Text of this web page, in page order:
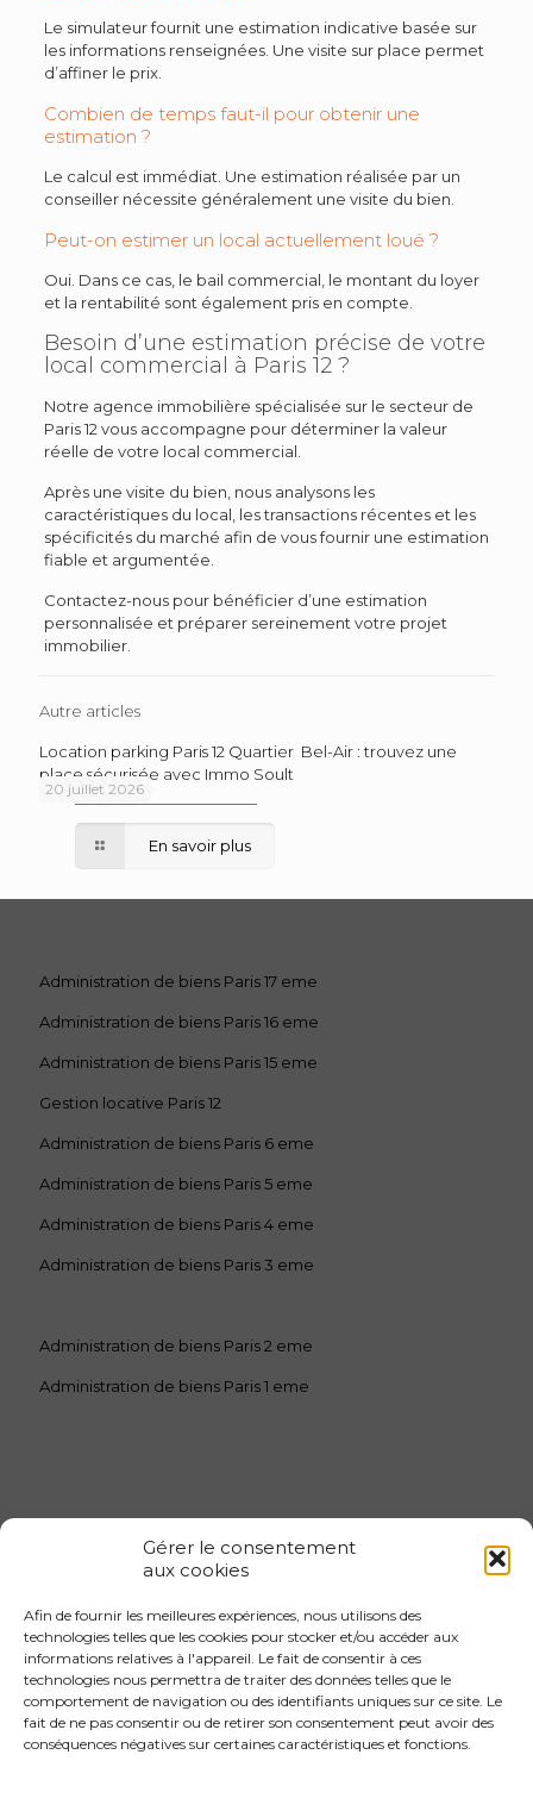
Gérer le consentement
aux cookies
Afin de fournir les meilleures expériences, nous utilisons des
technologies telles que les cookies pour stocker et/ou accéder aux
informations relatives à l'appareil. Le fait de consentir à ces
technologies nous permettra de traiter des données telles que le
comportement de navigation ou des identifiants uniques sur ce site. Le
fait de ne pas consentir ou de retirer son consentement peut avoir des
conséquences négatives sur certaines caractéristiques et fonctions.
Le simulateur fournit une estimation indicative basée sur
les informations renseignées. Une visite sur place permet
d’affiner le prix.
Combien de temps faut-il pour obtenir une
estimation ?
Le calcul est immédiat. Une estimation réalisée par un
conseiller nécessite généralement une visite du bien.
Peut-on estimer un local actuellement loué ?
Oui. Dans ce cas, le bail commercial, le montant du loyer
et la rentabilité sont également pris en compte.
Besoin d’une estimation précise de votre
local commercial à Paris 12 ?
Notre agence immobilière spécialisée sur le secteur de
Paris 12 vous accompagne pour déterminer la valeur
réelle de votre local commercial.
Après une visite du bien, nous analysons les
caractéristiques du local, les transactions récentes et les
spécificités du marché afin de vous fournir une estimation
fiable et argumentée.
Contactez-nous pour bénéficier d’une estimation
personnalisée et préparer sereinement votre projet
immobilier.
Autre articles
20 juillet 2026
Location parking Paris 12 Quartier Bel-Air : trouvez une
place sécurisée avec Immo Soult
En savoir plus
Administration de biens Paris 17 eme
Administration de biens Paris 16 eme
Administration de biens Paris 15 eme
Gestion locative Paris 12
Administration de biens Paris 6 eme
Administration de biens Paris 5 eme
Administration de biens Paris 4 eme
Administration de biens Paris 3 eme
Administration de biens Paris 2 eme
Administration de biens Paris 1 eme
Gestion locative 1er arrondissement
Gestion locative 2eme arrondissement
Gestion locative 3eme arrondissement
Gestion locative 4eme arrondissement